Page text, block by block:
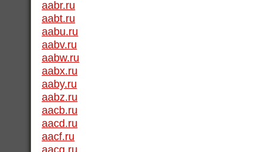
aabr.ru
aabt.ru
aabu.ru
aabv.ru
aabw.ru
aabx.ru
aaby.ru
aabz.ru
aacb.ru
aacd.ru
aacf.ru
aacg.ru